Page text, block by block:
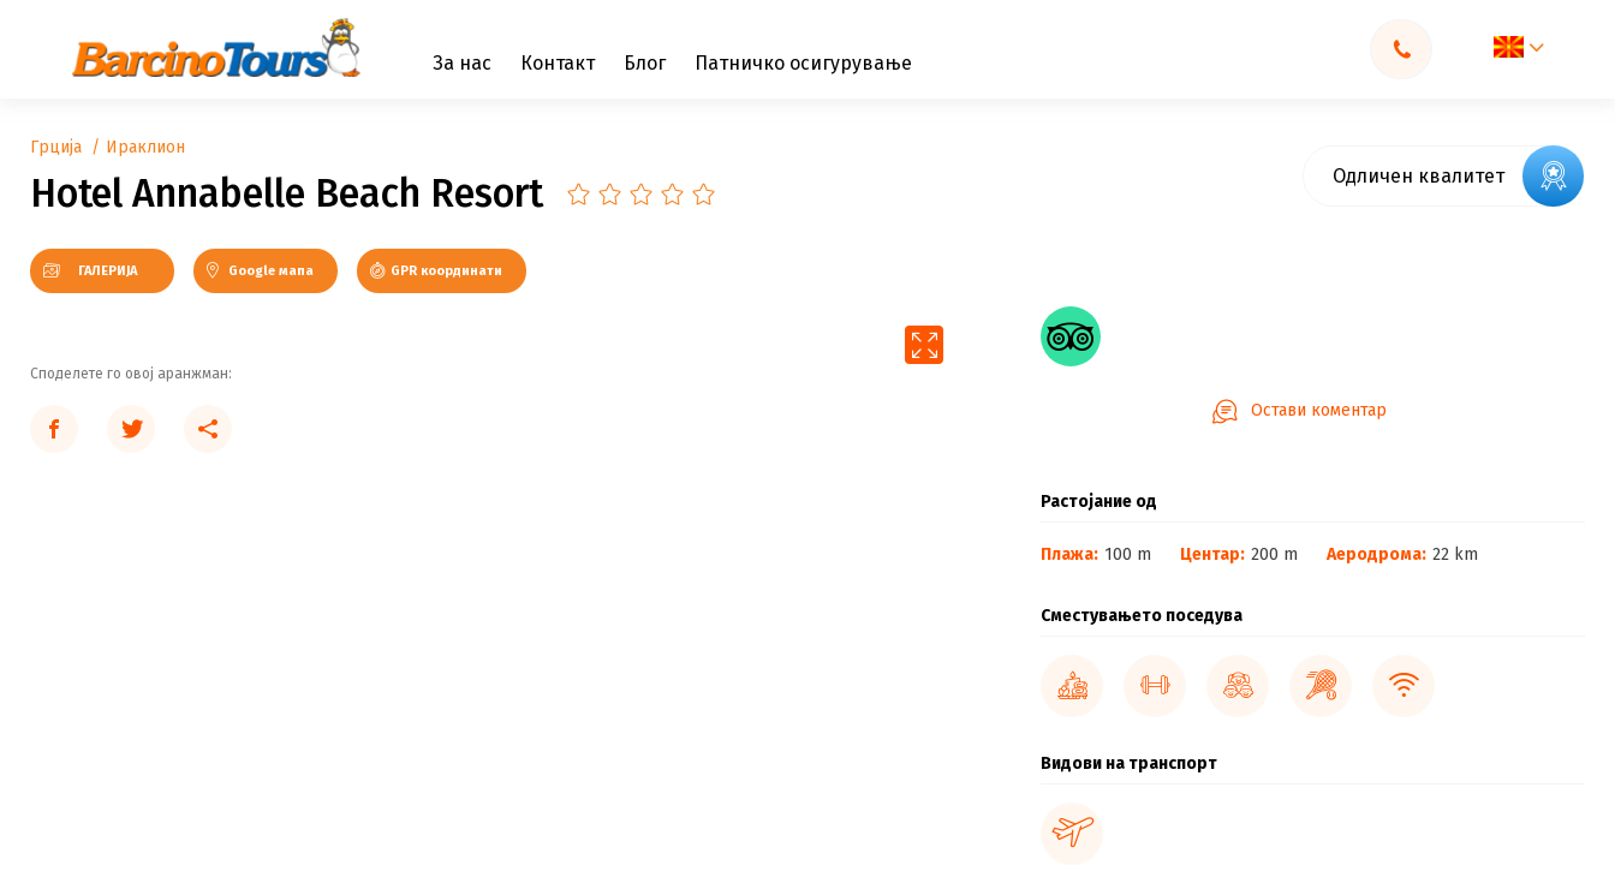
За нас Контакт Блог Патничко осигурување
Грција Ираклион
Hotel Annabelle Beach Resort Одличен квалитет
ГАЛЕРИЈА Google мапа GPR координати
Споделете го овој аранжман:
Остави коментар
Растојание од
Плажа: 100 m Центар: 200 m Аеродрома: 22 km
Сместувањето поседува
Видови на транспорт